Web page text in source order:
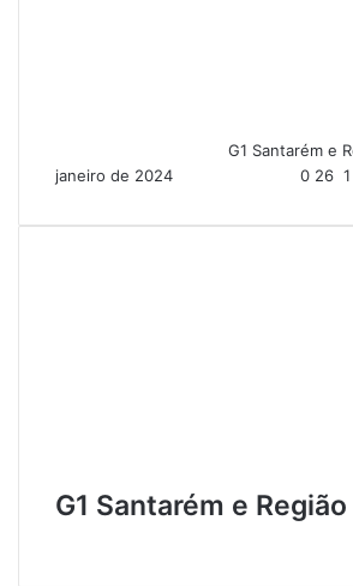
G1 Santarém e
janeiro de 2024
0 26
G1 Santarém e Região